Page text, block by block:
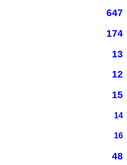
647
174
13
12
15
14
16
48